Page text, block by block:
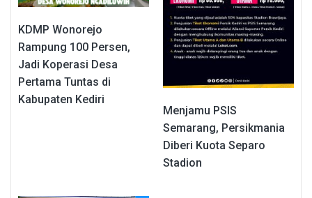
KDMP Wonorejo
Rampung 100 Persen,
Jadi Koperasi Desa
Pertama Tuntas di
Kabupaten Kediri
Menjamu PSIS
Semarang, Persikmania
Diberi Kuota Separo
Stadion